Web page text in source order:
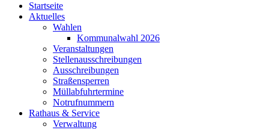
Startseite
Aktuelles
Wahlen
Kommunalwahl 2026
Veranstaltungen
Stellenausschreibungen
Ausschreibungen
Straßensperren
Müllabfuhrtermine
Notrufnummern
Rathaus & Service
Verwaltung